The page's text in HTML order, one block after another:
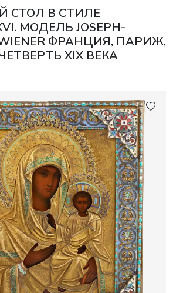
СТОЛ В СТИЛЕ
МОДЕЛЬ JOSEPH-
ФРАНЦИЯ, ПАРИЖ,
XIX ВЕКА